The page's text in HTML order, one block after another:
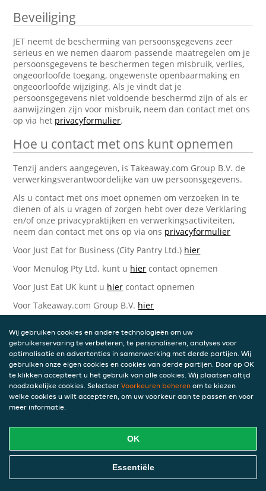
Beveiliging
JET neemt de bescherming van persoonsgegevens zeer
serieus en we nemen daarom passende maatregelen om je
persoonsgegevens te beschermen tegen misbruik, verlies,
ongeoorloofde toegang, ongewenste openbaarmaking en
ongeoorloofde wijziging. Als je vindt dat je
persoonsgegevens niet voldoende beschermd zijn of als er
aanwijzingen zijn voor misbruik, neem dan contact met ons
op via het privacyformulier.
Hoe u contact met ons kunt opnemen
Tenzij anders aangegeven, is Takeaway.com Group B.V. de
verwerkingsverantwoordelijke van uw persoonsgegevens.
Als u contact met ons moet opnemen om verzoeken in te
dienen of als u vragen of zorgen hebt over deze Verklaring
en/of onze privacypraktijken en verwerkingsactiviteiten,
neem dan contact met ons op via ons privacyformulier
Voor Just Eat for Business (City Pantry Ltd.) hier
Voor Menulog Pty Ltd. kunt u hier contact opnemen
Voor Just Eat UK kunt u hier contact opnemen
Voor Takeaway.com Group B.V. hier
Takeaway.com Group B.V.
Piet Heinkade 61
1019 GM Amsterdam
Nederland
Bijgewerkte versies van deze
Wij kunnen deze Verklaring van tijd tot tijd bijwerken als
reactie op veranderende juridische, technische of zakelijke
ontwikkelingen. Wanneer wij onze Privacyverklaring
bijwerken, zullen wij passende maatregelen nemen om u
Wij gebruiken cookies en andere technologieën om uw
gebruikerservaring te verbeteren, te personaliseren, analyses voor
optimalisatie en advertenties in samenwerking met derde partijen. Wij
gebruiken onze eigen cookies en cookies van derde partijen. Door op OK
te klikken accepteert u het gebruik van alle cookies. Wij plaatsen altijd
noodzakelijke cookies. Selecteer Voorkeuren beheren om te kiezen
welke cookies u wilt accepteren, om uw voorkeur aan te passen en voor
meer informatie.
OK
Essentiële